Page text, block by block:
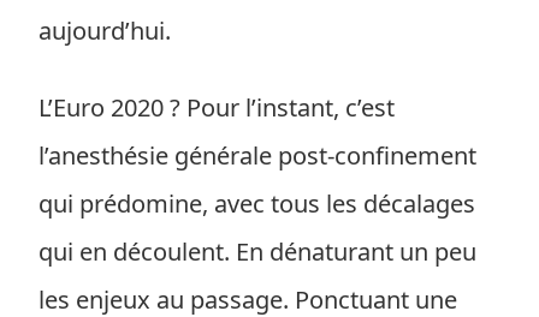
aujourd’hui.
L’Euro 2020 ? Pour l’instant, c’est
l’anesthésie générale post-confinement
qui prédomine, avec tous les décalages
qui en découlent. En dénaturant un peu
les enjeux au passage. Ponctuant une